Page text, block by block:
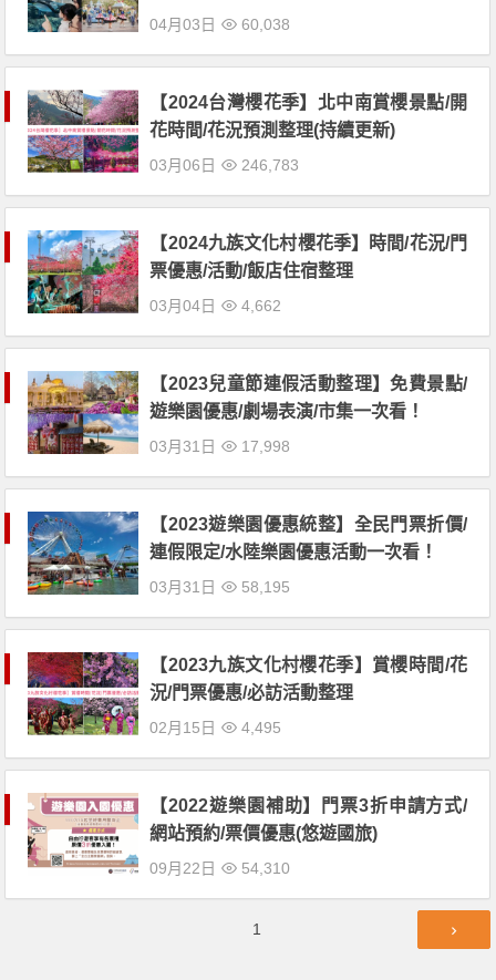
04月03日 60,038
【2024台灣櫻花季】北中南賞櫻景點/開
花時間/花況預測整理(持續更新)
03月06日 246,783
【2024九族文化村櫻花季】時間/花況/門
票優惠/活動/飯店住宿整理
03月04日 4,662
【2023兒童節連假活動整理】免費景點/
遊樂園優惠/劇場表演/市集一次看！
03月31日 17,998
【2023遊樂園優惠統整】全民門票折價/
連假限定/水陸樂園優惠活動一次看！
03月31日 58,195
【2023九族文化村櫻花季】賞櫻時間/花
況/門票優惠/必訪活動整理
02月15日 4,495
【2022遊樂園補助】門票3折申請方式/
網站預約/票價優惠(悠遊國旅)
09月22日 54,310
1